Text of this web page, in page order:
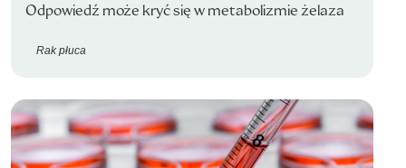
Odpowiedź może kryć się w metabolizmie żelaza
Rak płuca